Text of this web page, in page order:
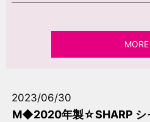
MORE
2023/06/30
M◆2020年製☆SHARP シ